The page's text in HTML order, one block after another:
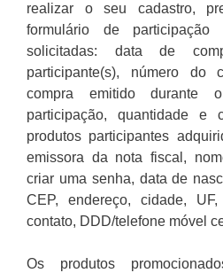
realizar o seu cadastro,
formulário de
solicitadas: data de
participante(s), número do
compra emitido durante
participação, quantidade e
produtos participantes
emissora da nota fiscal,
criar uma senha, data de
CEP, endereço, cidade,
contato, DDD/telefone móvel
Os produtos